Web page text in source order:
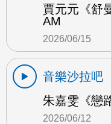
賈元元《舒
AM
2026/06/15
音樂沙拉吧
朱嘉雯《戀
2026/06/12